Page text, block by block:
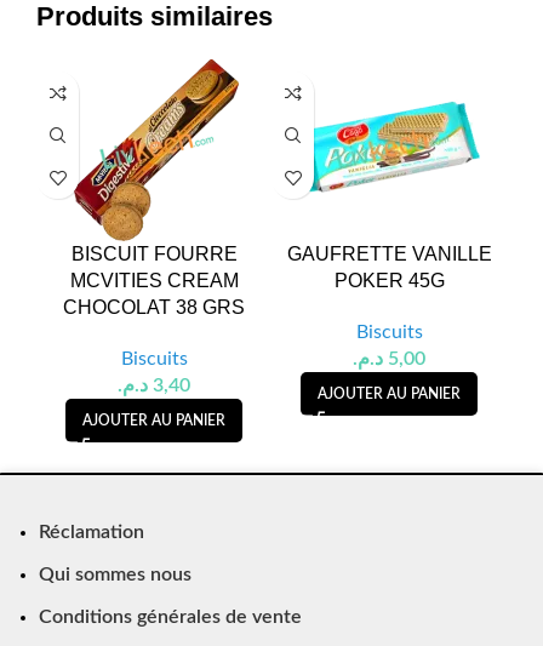
Produits similaires
BISCUIT FOURRE
MCVITIES CREAM
CHOCOLAT 38 GRS
Biscuits
3,40 د.م.
AJOUTER AU PANIER
GAUFRETTE VANILLE
POKER 45G
Biscuits
5,00 د.م.
AJOUTER AU PANIER
Réclamation
Qui sommes nous
Conditions générales de vente